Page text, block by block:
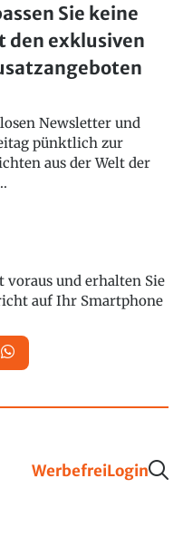
Sie keine
den exklusiven
Newsletter und
pünktlich zur
aus der Welt der
und erhalten Sie
auf Ihr Smartphone
WerbefreiLogin